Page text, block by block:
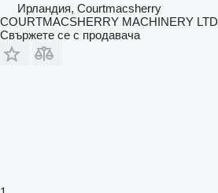
Ирландия, Courtmacsherry
COURTMACSHERRY MACHINERY LTD
Свържете се с продавача